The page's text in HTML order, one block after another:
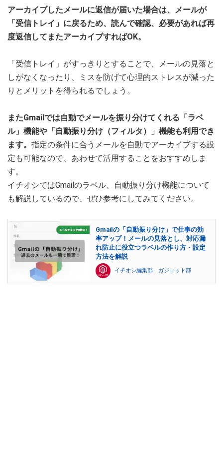
アーカイブしたメールに返信が届いた場合は、メールが
「受信トレイ」に戻るため、読んで確認、必要があれば再
度返信してまたアーカイブすればOK。
「受信トレイ」がすっきりとすることで、メールの見落と
しがなくなったり、ミスを防げて心理的ストレスが減った
りとメリットを得られるでしょう。
またGmailでは自動でメールを振り分けてくれる「ラベ
ル」機能や「自動振り分け（フィルタ）」機能も利用でき
ます。 指定の条件に合うメールを自動でアーカイブする設
定も可能なので、あわせて活用することをおすすめしま
す。
イチオシではGmailのラベル、自動振り分け機能について
も解説しているので、ぜひ参考にしてみてください。
Gmailの「自動振り分け」で仕事の効
率アップ！メールの見落とし、対応漏
れ防止に役立つラベルの作り方・設定
方法を解説
イチオシ編集部 ガジェット部